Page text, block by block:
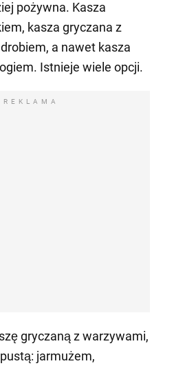
pożywna. Kasza
kasza gryczana z
a nawet kasza
Istnieje wiele opcji.
REKLAMA
gryczaną z warzywami,
jarmużem,